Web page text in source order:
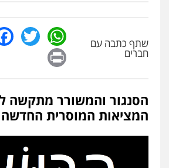
שתף כתבה עם
חברים
הסנגור והמשורר מתקשה
המציאות המוסרית